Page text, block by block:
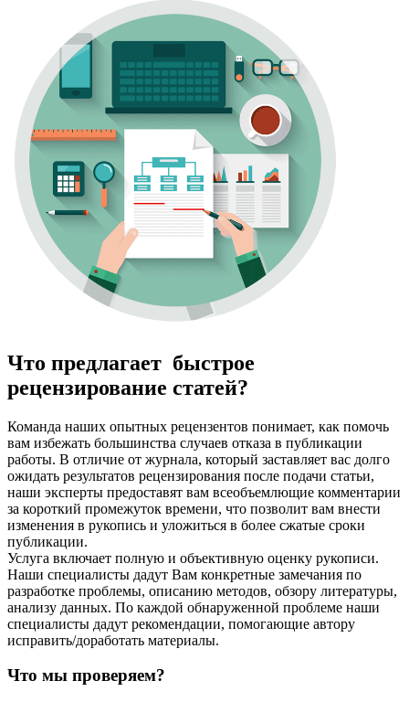
Что предлагает быстрое
рецензирование статей?
Команда наших опытных рецензентов понимает, как помочь
вам избежать большинства случаев отказа в публикации
работы. В отличие от журнала, который заставляет вас долго
ожидать результатов рецензирования после подачи статьи,
наши эксперты предоставят вам всеобъемлющие комментарии
за короткий промежуток времени, что позволит вам внести
изменения в рукопись и уложиться в более сжатые сроки
публикации.
Услуга включает полную и объективную оценку рукописи.
Наши специалисты дадут Вам конкретные замечания по
разработке проблемы, описанию методов, обзору литературы,
анализу данных. По каждой обнаруженной проблеме наши
специалисты дадут рекомендации, помогающие автору
исправить/доработать материалы.
Что мы проверяем?